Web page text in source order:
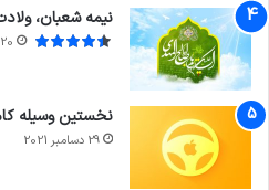
نیمه شعبان،
20 نوامبر 2021
نخستین وسیله
29 دسامبر 2021